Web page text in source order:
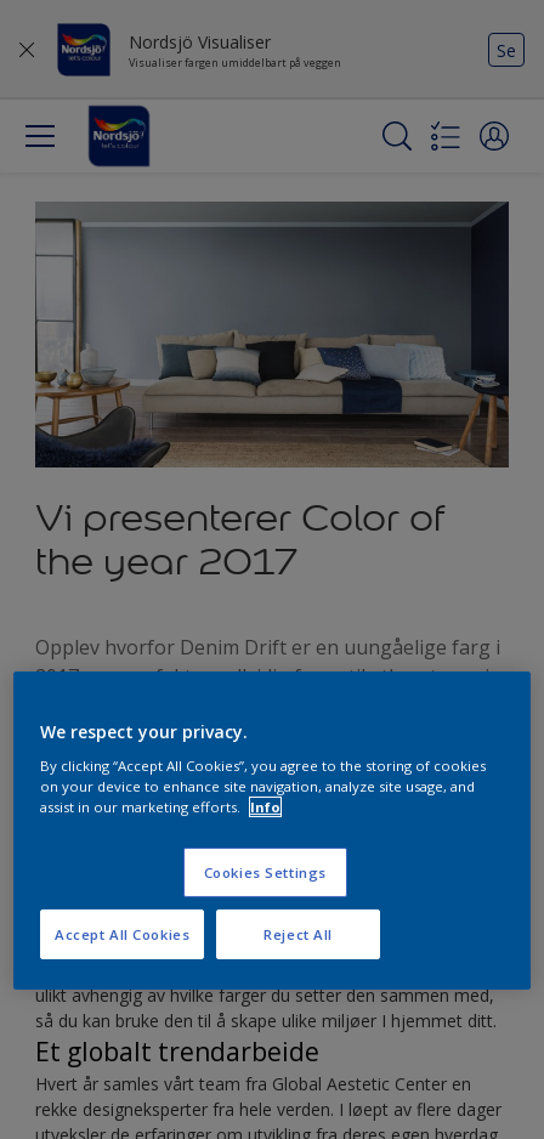
Nordsjö Visualiser
Visualiser fargen umiddelbart på veggen
Se
Vi presenterer Color of
the year 2017
Opplev hvorfor Denim Drift er en uungåelige farg i
2017 - en perfekt og allsidig farge til ethvert rom i
For å komme frem til Årets farge har vi satt sammen en
palett med ulike blå farger, så du kan finne en nyanse som
passer til deg og din livsstil.
Denim Drift passer perfekt inn i denne palette. Den er
ulikt avhengig av hvilke farger du setter den sammen med,
så du kan bruke den til å skape ulike miljøer I hjemmet ditt.
Et globalt trendarbeide
Hvert år samles vårt team fra Global Aestetic Center en
rekke designeksperter fra hele verden. I løept av flere dager
We respect your privacy.
By clicking “Accept All Cookies”, you agree to the storing of cookies
on your device to enhance site navigation, analyze site usage, and
assist in our marketing efforts.
Info
Cookies Settings
Reject All
Accept All Cookies